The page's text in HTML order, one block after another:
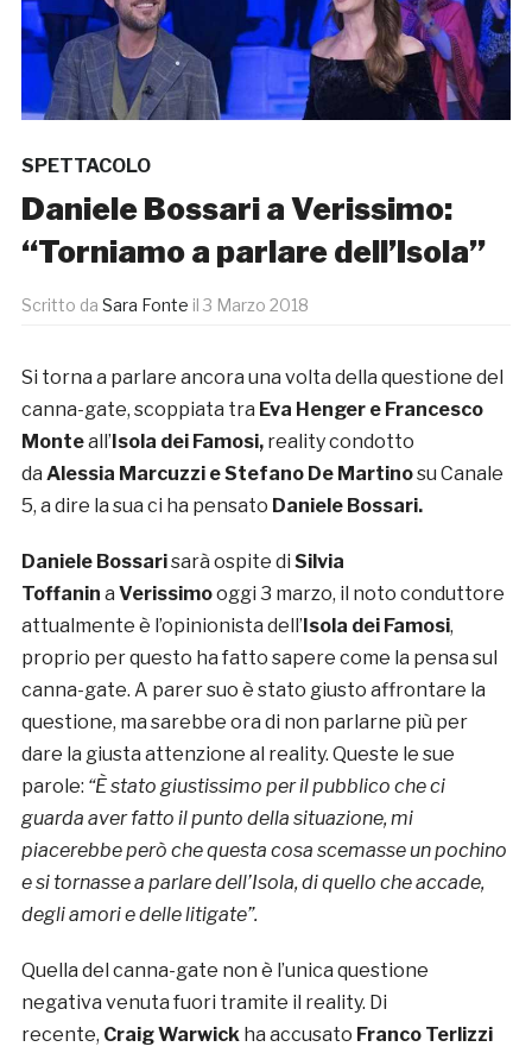
SPETTACOLO
Daniele Bossari a Verissimo:
“Torniamo a parlare dell’Isola”
Scritto da Sara Fonte il 3 Marzo 2018
Si torna a parlare ancora una volta della questione del
canna-gate, scoppiata tra Eva Henger e Francesco
Monteall’Isola dei Famosi, reality condotto
da Alessia Marcuzzi e Stefano De Martinosu Canale
5, a dire la sua ci ha pensato Daniele Bossari.
Daniele Bossarisarà ospite di Silvia
Toffanin a Verissimooggi 3 marzo, il noto conduttore
attualmente è l’opinionista dell’Isola dei Famosi,
proprio per questo ha fatto sapere come la pensa sul
canna-gate. A parer suo è stato giusto affrontare la
questione, ma sarebbe ora di non parlarne più per
dare la giusta attenzione al reality. Queste le sue
parole: “È stato giustissimo per il pubblico che ci
guarda aver fatto il punto della situazione, mi
piacerebbe però che questa cosa scemasse un pochino
e si tornasse a parlare dell’Isola, di quello che accade,
degli amori e delle litigate”.
Quella del canna-gate non è l’unica questione
negativa venuta fuori tramite il reality. Di
recente, Craig Warwickha accusato Franco Terlizzi